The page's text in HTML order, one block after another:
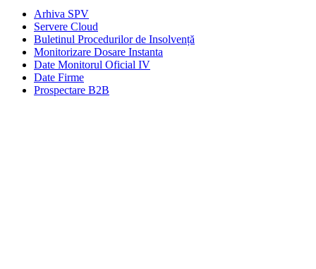
Arhiva SPV
Servere Cloud
Buletinul Procedurilor de Insolvență
Monitorizare Dosare Instanta
Date Monitorul Oficial IV
Date Firme
Prospectare B2B